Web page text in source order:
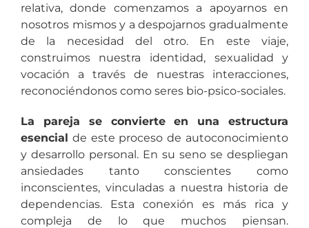
relativa, donde comenzamos a apoyarnos en
nosotros mismos y a despojarnos gradualmente
de la necesidad del otro. En este viaje,
construimos nuestra identidad, sexualidad y
vocación a través de nuestras interacciones,
reconociéndonos como seres bio-psico-sociales.
La pareja se convierte en una estructura
esencial de este proceso de autoconocimiento
y desarrollo personal. En su seno se despliegan
ansiedades tanto conscientes como
inconscientes, vinculadas a nuestra historia de
dependencias. Esta conexión es más rica y
compleja de lo que muchos piensan.